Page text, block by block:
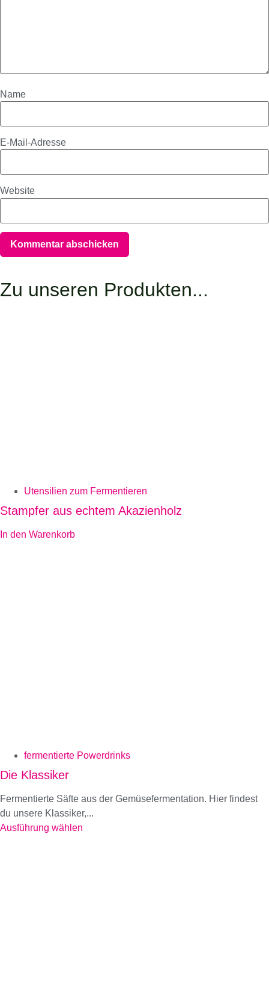
Name
E-Mail-Adresse
Website
Zu unseren Produkten...
Utensilien zum Fermentieren
Stampfer aus echtem Akazienholz
In den Warenkorb
fermentierte Powerdrinks
Die Klassiker
Fermentierte Säfte aus der Gemüsefermentation. Hier findest
du unsere Klassiker,...
Ausführung wählen